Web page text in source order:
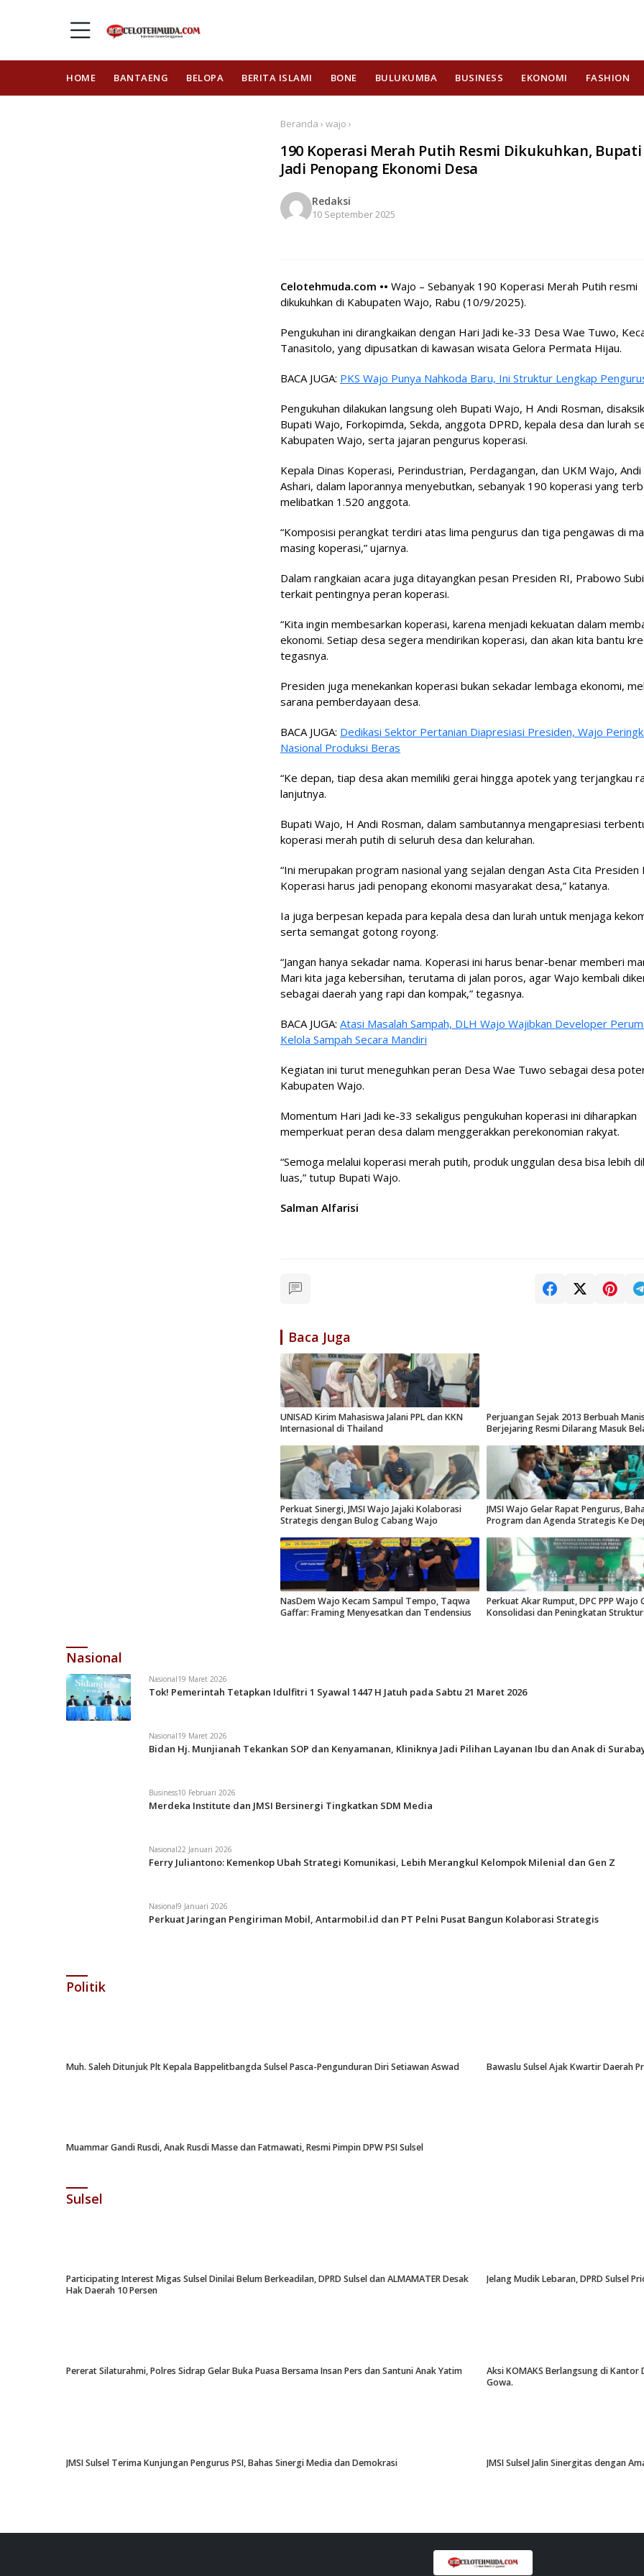
HOME BANTAENG BELOPA BERITA ISLAMI BONE BULUKUMBA BUSINESS EKONOMI FASHION
Beranda › wajo ›
190 Koperasi Merah Putih Resmi Dikukuhkan, Bupati
Jadi Penopang Ekonomi Desa
Redaksi
10 September 2025
Celotehmuda.com •• Wajo – Sebanyak 190 Koperasi Merah Putih resmi
dikukuhkan di Kabupaten Wajo, Rabu (10/9/2025).
Pengukuhan ini dirangkaikan dengan Hari Jadi ke-33 Desa Wae Tuwo,
Tanasitolo, yang dipusatkan di kawasan wisata Gelora Permata Hijau.
BACA JUGA: PKS Wajo Punya Nahkoda Baru, Ini Struktur Lengkap
Pengukuhan dilakukan langsung oleh Bupati Wajo, H Andi Rosman,
Bupati Wajo, Forkopimda, Sekda, anggota DPRD, kepala desa dan lurah
Kabupaten Wajo, serta jajaran pengurus koperasi.
Kepala Dinas Koperasi, Perindustrian, Perdagangan, dan UKM Wajo, Andi
Ashari, dalam laporannya menyebutkan, sebanyak 190 koperasi yang
melibatkan 1.520 anggota.
“Komposisi perangkat terdiri atas lima pengurus dan tiga pengawas di
masing koperasi,” ujarnya.
Dalam rangkaian acara juga ditayangkan pesan Presiden RI, Prabowo
terkait pentingnya peran koperasi.
“Kita ingin membesarkan koperasi, karena menjadi kekuatan dalam
ekonomi. Setiap desa segera mendirikan koperasi, dan akan kita bantu
tegasnya.
Presiden juga menekankan koperasi bukan sekadar lembaga ekonomi,
sarana pemberdayaan desa.
BACA JUGA: Dedikasi Sektor Pertanian Diapresiasi Presiden, Wajo
Nasional Produksi Beras
“Ke depan, tiap desa akan memiliki gerai hingga apotek yang terjangkau
lanjutnya.
Bupati Wajo, H Andi Rosman, dalam sambutannya mengapresiasi
koperasi merah putih di seluruh desa dan kelurahan.
“Ini merupakan program nasional yang sejalan dengan Asta Cita Presiden
Koperasi harus jadi penopang ekonomi masyarakat desa,” katanya.
Ia juga berpesan kepada para kepala desa dan lurah untuk menjaga
serta semangat gotong royong.
“Jangan hanya sekadar nama. Koperasi ini harus benar-benar memberi
Mari kita jaga kebersihan, terutama di jalan poros, agar Wajo kembali
sebagai daerah yang rapi dan kompak,” tegasnya.
BACA JUGA: Atasi Masalah Sampah, DLH Wajo Wajibkan Developer
Kelola Sampah Secara Mandiri
Kegiatan ini turut meneguhkan peran Desa Wae Tuwo sebagai desa
Kabupaten Wajo.
Momentum Hari Jadi ke-33 sekaligus pengukuhan koperasi ini diharapkan
memperkuat peran desa dalam menggerakkan perekonomian rakyat.
“Semoga melalui koperasi merah putih, produk unggulan desa bisa lebih
luas,” tutup Bupati Wajo.
Salman Alfarisi
Baca Juga
UNISAD Kirim Mahasiswa Jalani PPL dan KKN
Internasional di Thailand
Perjuangan Sejak 2013 Berbuah
Berjejaring Resmi Dilarang Masuk
Perkuat Sinergi, JMSI Wajo Jajaki Kolaborasi
Strategis dengan Bulog Cabang Wajo
JMSI Wajo Gelar Rapat Pengurus,
Program dan Agenda Strategis Ke
NasDem Wajo Kecam Sampul Tempo, Taqwa
Gaffar: Framing Menyesatkan dan Tendensius
Perkuat Akar Rumput, DPC PPP Wajo
Konsolidasi dan Peningkatan
Nasional
Nasional19 Maret 2026
Tok! Pemerintah Tetapkan Idulfitri 1 Syawal 1447 H Jatuh pada Sabtu 21 Maret 2026
Nasional19 Maret 2026
Bidan Hj. Munjianah Tekankan SOP dan Kenyamanan, Kliniknya Jadi Pilihan Layanan Ibu dan Anak di
Business10 Februari 2026
Merdeka Institute dan JMSI Bersinergi Tingkatkan SDM Media
Nasional22 Januari 2026
Ferry Juliantono: Kemenkop Ubah Strategi Komunikasi, Lebih Merangkul Kelompok Milenial dan Gen Z
Nasional9 Januari 2026
Perkuat Jaringan Pengiriman Mobil, Antarmobil.id dan PT Pelni Pusat Bangun Kolaborasi Strategis
Politik
Muh. Saleh Ditunjuk Plt Kepala Bappelitbangda Sulsel Pasca-Pengunduran Diri Setiawan Aswad Bawaslu Sulsel Ajak Kwartir Daerah
Muammar Gandi Rusdi, Anak Rusdi Masse dan Fatmawati, Resmi Pimpin DPW PSI Sulsel
Sulsel
Participating Interest Migas Sulsel Dinilai Belum Berkeadilan, DPRD Sulsel dan ALMAMATER Desak
Hak Daerah 10 Persen
Jelang Mudik Lebaran, DPRD Sulsel
Pererat Silaturahmi, Polres Sidrap Gelar Buka Puasa Bersama Insan Pers dan Santuni Anak Yatim
Aksi KOMAKS Berlangsung di Kantor
Gowa.
JMSI Sulsel Terima Kunjungan Pengurus PSI, Bahas Sinergi Media dan Demokrasi JMSI Sulsel Jalin Sinergitas dengan